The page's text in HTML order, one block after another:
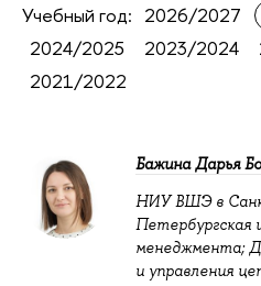
Учебный год: 2026/2027
2024/2025
2023/2024
2021/2022
Бажина Дарья
НИУ ВШЭ в
Петербургская
менеджмента;
и управления